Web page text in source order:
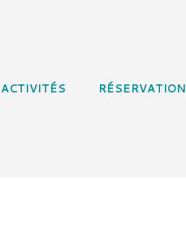
ACTIVITÉS RÉSERVATION